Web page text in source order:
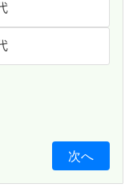
次へ